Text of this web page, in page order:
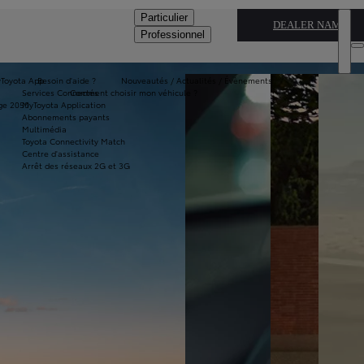
Particulier
Professionnel
DEALER NAME
App
Services Connectés
MyToyota Application
Abonnements payants
Multimédia
Toyota Connectivity Match
Centre d'assistance
Arrêt des réseaux 2G et 3G
Besoin d'aide ?
Comment choisir mon véhicule ?
2050
Nouveautés / Actualités / Évènements